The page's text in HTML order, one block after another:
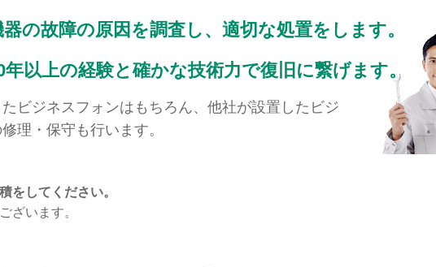
器の故障の原因を調査し、適切な処置をします。
年以上の経験と確かな技術力で復旧に繋げます。
ビジネスフォンはもちろん、他社が設置したビジ
理・保守も行います。
をしてください。
ざいます。